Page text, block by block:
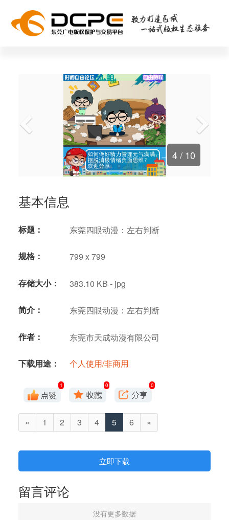
4/ 10
基本信息
标题： 东莞四眼动漫：左右判断
规格： 799 x 799
存储大小： 383.10 KB - jpg
简介： 东莞四眼动漫：左右判断
作者： 东莞市天成动漫有限公司
下载用途： 个人使用/非商用
1 0 0
« 1 2 3 4 5 6 »
立即下载
留言评论
没有更多数据